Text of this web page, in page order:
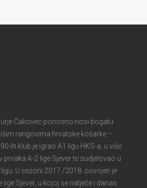
Čakovec ponosno nosi bogatu
rangovima hrvatske košarke –
ih klub je igrao A1 ligu HKS-a, u više
A-2 lige Sjever te sudjelovao u
U sezoni 2017./2018. osvojen je
Sjever, u kojoj se natječe i danas.